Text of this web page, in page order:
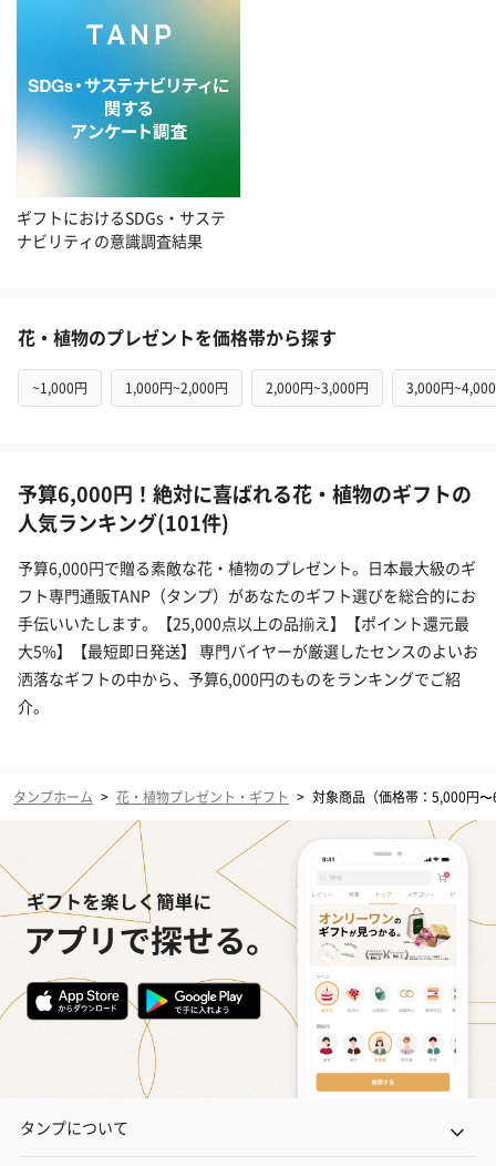
ギフトにおけるSDGs・サステ
ナビリティの意識調査結果
花・植物のプレゼントを価格帯から探す
~1,000円 1,000円~2,000円 2,000円~3,000円 3,000円
予算6,000円！絶対に喜ばれる花・植物のギフトの
人気ランキング(101件)
予算6,000円で贈る素敵な花・植物のプレゼント。日本最大級のギ
フト専門通販TANP（タンプ）があなたのギフト選びを総合的にお
手伝いいたします。【25,000点以上の品揃え】【ポイント還元最
大5%】【最短即日発送】 専門バイヤーが厳選したセンスのよいお
洒落なギフトの中から、予算6,000円のものをランキングでご紹
介。
タンプホーム > 花・植物プレゼント・ギフト > 対象商品（価格帯：5,000円
タンプについて